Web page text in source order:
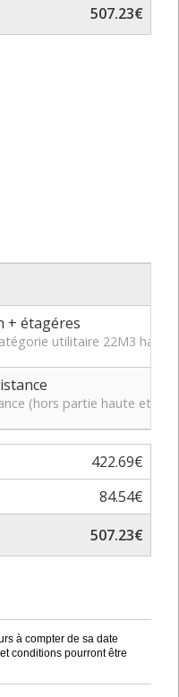
507.23€
+ étagéres
utilitaire 22M3
(hors partie haute et
422.69€
84.54€
507.23€
à compter de sa date
conditions pourront être